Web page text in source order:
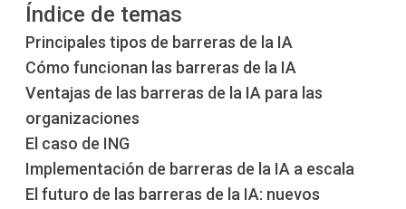
Índice de temas
Principales tipos de barreras de la IA
Cómo funcionan las barreras de la IA
Ventajas de las barreras de la IA para las
organizaciones
El caso de ING
Implementación de barreras de la IA a escala
El futuro de las barreras de la IA: nuevos